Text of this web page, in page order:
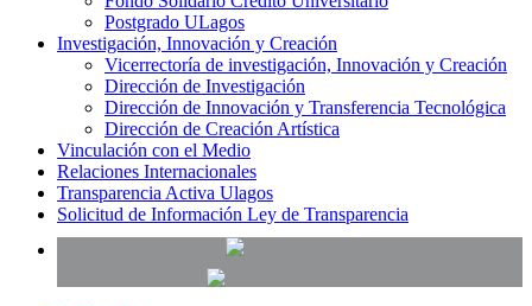
Postgrado ULagos
Investigación, Innovación y Creación
Vicerrectoría de investigación, Innovación y Creación
Dirección de Investigación
Dirección de Innovación y Transferencia Tecnológica
Dirección de Creación Artística
Vinculación con el Medio
Relaciones Internacionales
Transparencia Activa Ulagos
Solicitud de Información Ley de Transparencia